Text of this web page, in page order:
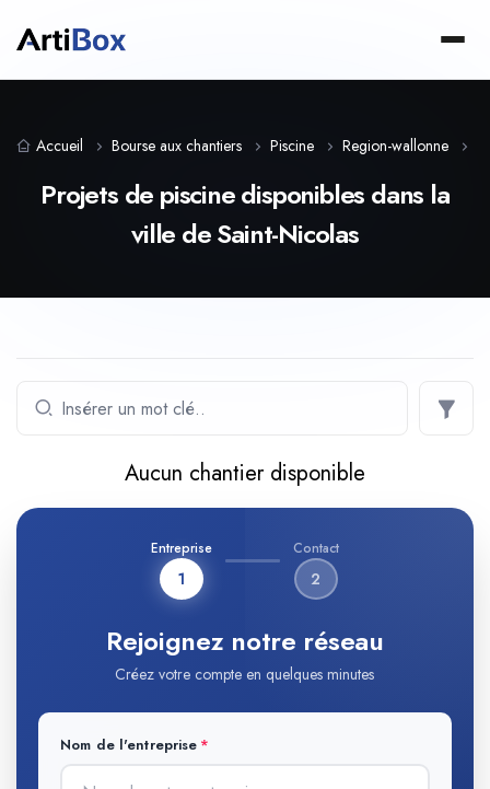
Accueil Bourse aux chantiers Piscine Region-wallonne
Projets de piscine disponibles dans la
ville de Saint-Nicolas
Aucun chantier disponible
Entreprise
1
Contact
2
Rejoignez notre réseau
Créez votre compte en quelques minutes
Nom de l'entreprise